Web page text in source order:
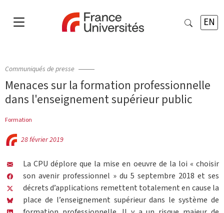
EN
Communiqués de presse
Menaces sur la formation professionnelle
dans l'enseignement supérieur public
Formation
28 février 2019
La CPU déplore que la mise en oeuvre de la loi « choisir
son avenir professionnel » du 5 septembre 2018 et ses
décrets d’applications remettent totalement en cause la
place de l’enseignement supérieur dans le système de